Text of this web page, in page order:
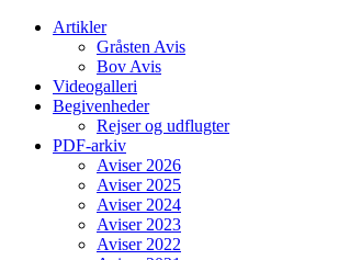
Artikler
Gråsten Avis
Bov Avis
Videogalleri
Begivenheder
Rejser og udflugter
PDF-arkiv
Aviser 2026
Aviser 2025
Aviser 2024
Aviser 2023
Aviser 2022